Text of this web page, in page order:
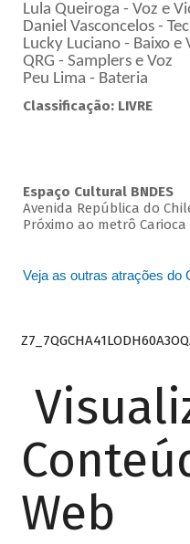
Lula Queiroga - Voz e
Daniel Vasconcelos -
Lucky Luciano - Baixo e
QRG - Samplers e Voz
Peu Lima - Bateria
Classificação: LIVRE
Espaço Cultural BNDES
Avenida República do
Próximo ao metrô Carioca
Veja as outras atrações do
Web